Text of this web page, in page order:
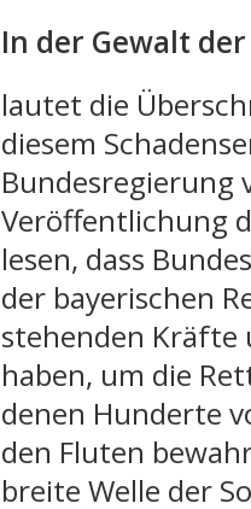
In der Gewalt
lautet die
diesem
Bundesregierung
Veröffentlichung
lesen, dass
der bayerischen
stehenden Kräfte
haben, um die
denen Hunderte
den Fluten
breite Welle der